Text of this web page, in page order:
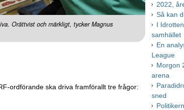
Orättvist och märkligt, tycker Magnus
ordförande ska driva framförallt tre frågor:
2022,
Så kan
I
samhället
En
League
Morgon
arena
sned